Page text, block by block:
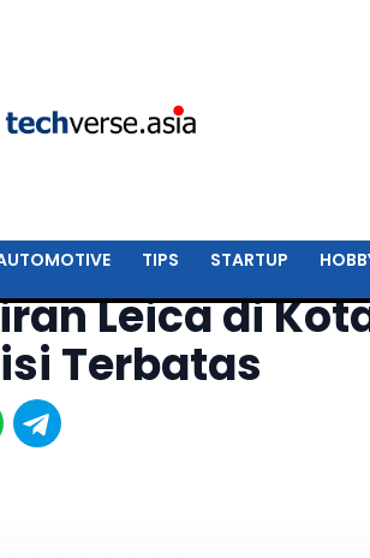
TIPS STARTUP
Leica di
Terbatas